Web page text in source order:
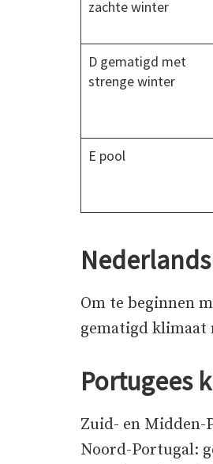
zachte winter
D gematigd met
strenge winter
E pool
Om te beginnen
gematigd klimaat
Portugees
Zuid- en Midden-
Noord-Portugal: